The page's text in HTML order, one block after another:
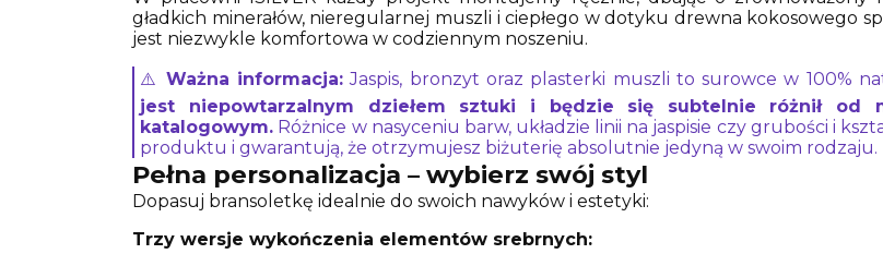
gładkich minerałów, nieregularnej muszli i ciepłego w dotyku drewna kokosowego
jest niezwykle komfortowa w codziennym noszeniu.
⚠️ Ważna informacja: Jaspis, bronzyt oraz plasterki muszli to surowce w 100%
jest niepowtarzalnym dziełem sztuki i będzie się subtelnie różnił od
katalogowym. Różnice w nasyceniu barw, układzie linii na jaspisie czy grubości i
produktu i gwarantują, że otrzymujesz biżuterię absolutnie jedyną w swoim rodzaju.
Pełna personalizacja – wybierz swój styl
Dopasuj bransoletkę idealnie do swoich nawyków i estetyki:
Trzy wersje wykończenia elementów srebrnych: